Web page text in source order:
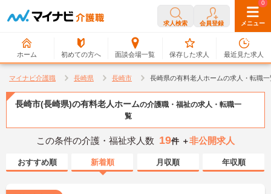
求人検索 会員登録 メニュー
ホーム 初めての方へ 面談会場一覧
0
保存した求人
0
最近見た求人
マイナビ介護職 長崎県 長崎市 長崎県の有料老人ホームの求人・転職一
長崎市(長崎県)の有料老人ホームの介護職・福祉の求人・転職一
覧
この条件の介護・福祉求人数 19件 ＋非公開求人
おすすめ順 新着順 月収順 年収順